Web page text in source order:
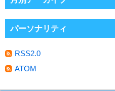
パーソナリティ
RSS2.0
ATOM